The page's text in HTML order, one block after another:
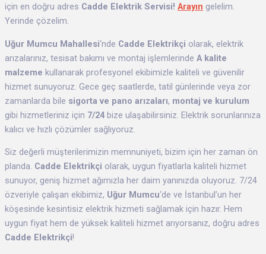
için en doğru adres Cadde Elektrik Servisi! Arayın gelelim.
Yerinde çözelim.
Uğur Mumcu Mahallesi‘nde Cadde Elektrikçi olarak, elektrik
arızalarınız, tesisat bakımı ve montaj işlemlerinde A kalite
malzeme kullanarak profesyonel ekibimizle kaliteli ve güvenilir
hizmet sunuyoruz. Gece geç saatlerde, tatil günlerinde veya zor
zamanlarda bile sigorta ve pano arızaları, montaj ve kurulum
gibi hizmetleriniz için 7/24 bize ulaşabilirsiniz. Elektrik sorunlarınıza
kalıcı ve hızlı çözümler sağlıyoruz.
Siz değerli müşterilerimizin memnuniyeti, bizim için her zaman ön
planda. Cadde Elektrikçi olarak, uygun fiyatlarla kaliteli hizmet
sunuyor, geniş hizmet ağımızla her daim yanınızda oluyoruz. 7/24
özveriyle çalışan ekibimiz, Uğur Mumcu‘de ve İstanbul’un her
köşesinde kesintisiz elektrik hizmeti sağlamak için hazır. Hem
uygun fiyat hem de yüksek kaliteli hizmet arıyorsanız, doğru adres
Cadde Elektrikçi!